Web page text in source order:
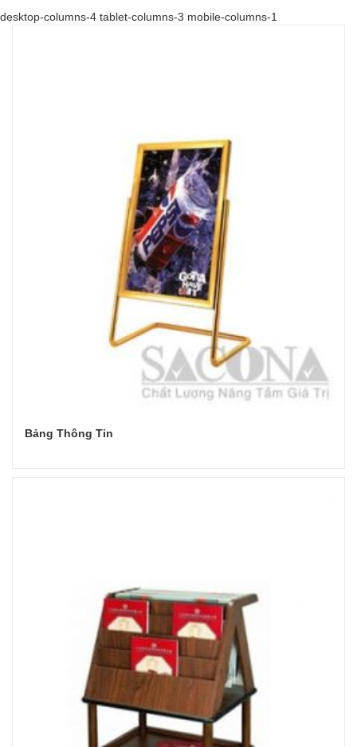
desktop-columns-4 tablet-columns-3 mobile-columns-1
Bảng Thông Tin